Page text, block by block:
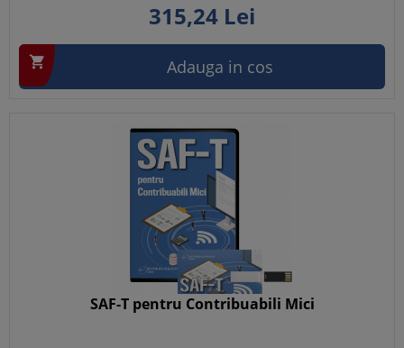
315,24 Lei
 Adauga in cos
SAF-T pentru Contribuabili Mici